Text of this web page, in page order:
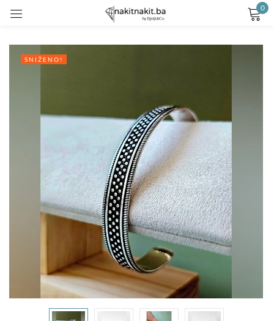
0
SNIŽENO!
Lost password?
LOG IN
CREATE AN ACCOUNT